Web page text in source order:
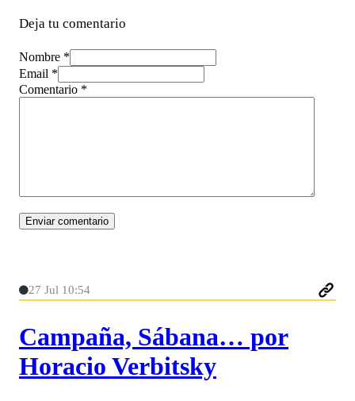
Deja tu comentario
Nombre *
Email *
Comentario *
27 Jul 10:54
Campaña, Sábana… por
Horacio Verbitsky